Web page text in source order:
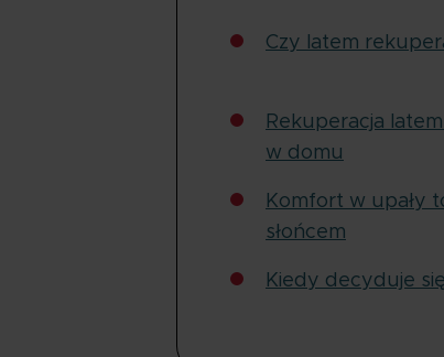
Czy latem
Rekuperacja
w domu
Komfort w upały
słońcem
Kiedy decyduje